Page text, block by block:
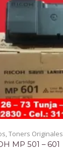
,Toners Originales
MP 501 – 601